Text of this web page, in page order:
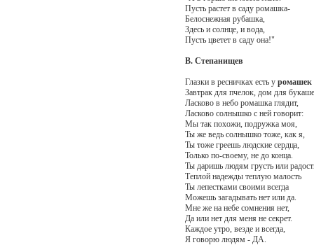
Пусть растет в саду ромашка-
Белоснежная рубашка,
Здесь и солнце, и вода,
Пусть цветет в саду она!"
В. Степанищев
Глазки в ресничках есть у ромашек
Завтрак для пчелок, дом для
Ласково в небо ромашка глядит,
Ласково солнышко с ней говорит:
Мы так похожи, подружка моя,
Ты же ведь солнышко тоже, как я,
Ты тоже греешь людские сердца,
Только по-своему, не до конца.
Ты даришь людям грусть или
Теплой надежды теплую малость
Ты лепестками своими всегда
Можешь загадывать нет или да.
Мне же на небе сомнения нет,
Да или нет для меня не секрет.
Каждое утро, везде и всегда,
Я говорю людям - ДА.